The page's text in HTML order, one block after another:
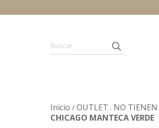
Inicio / OUTLET . NO TIENEN
CHICAGO MANTECA VERDE